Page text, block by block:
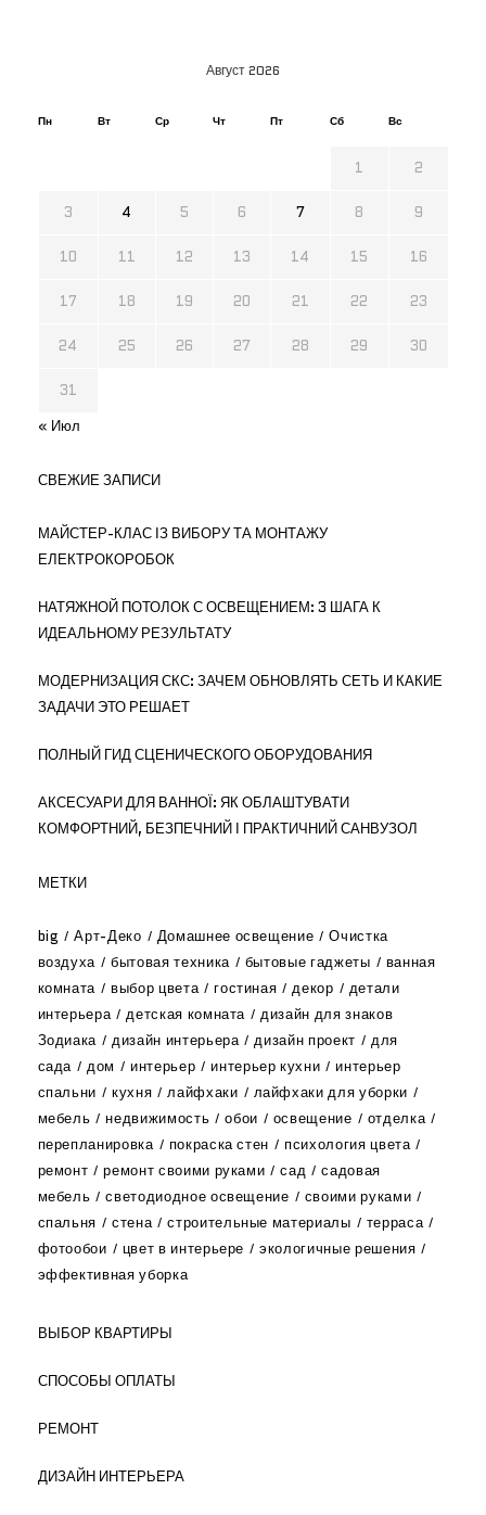
Август 2026
Пн Вт Ср Чт Пт Сб Вс
1 2
3 4 5 6 7 8 9
10 11 12 13 14 15 16
17 18 19 20 21 22 23
24 25 26 27 28 29 30
31
« Июл
СВЕЖИЕ ЗАПИСИ
МАЙСТЕР-КЛАС ІЗ ВИБОРУ ТА МОНТАЖУ
ЕЛЕКТРОКОРОБОК
НАТЯЖНОЙ ПОТОЛОК С ОСВЕЩЕНИЕМ: 3 ШАГА К
ИДЕАЛЬНОМУ РЕЗУЛЬТАТУ
МОДЕРНИЗАЦИЯ СКС: ЗАЧЕМ ОБНОВЛЯТЬ СЕТЬ И КАКИЕ
ЗАДАЧИ ЭТО РЕШАЕТ
ПОЛНЫЙ ГИД СЦЕНИЧЕСКОГО ОБОРУДОВАНИЯ
АКСЕСУАРИ ДЛЯ ВАННОЇ: ЯК ОБЛАШТУВАТИ
КОМФОРТНИЙ, БЕЗПЕЧНИЙ І ПРАКТИЧНИЙ САНВУЗОЛ
МЕТКИ
big Арт-Деко Домашнее освещение
Очистка
воздуха
бытовая техника бытовые гаджеты
ванная
комната
выбор цвета гостиная декор
детали
интерьера
детская комната
дизайн для знаков
Зодиака
дизайн интерьера дизайн проект
для
сада
дом интерьер интерьер кухни
интерьер
спальни
кухня лайфхаки
лайфхаки для уборки
мебель
недвижимость обои освещение
отделка
перепланировка
покраска стен
психология цвета
ремонт
ремонт своими руками сад
садовая
мебель
светодиодное освещение
своими руками
спальня
стена строительные материалы
терраса
фотообои
цвет в интерьере
экологичные решения
эффективная уборка
ВЫБОР КВАРТИРЫ
СПОСОБЫ ОПЛАТЫ
РЕМОНТ
ДИЗАЙН ИНТЕРЬЕРА